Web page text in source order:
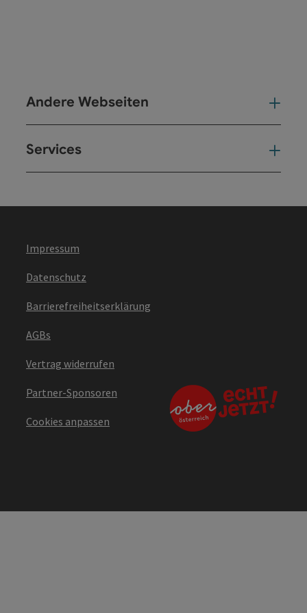
Andere Webseiten
Services
Impressum
Datenschutz
Barrierefreiheitserklärung
AGBs
Vertrag widerrufen
Partner-Sponsoren
Cookies anpassen